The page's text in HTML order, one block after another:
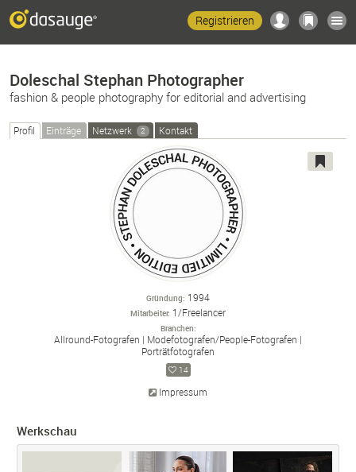
Registrieren
Doleschal Stephan Photographer
fashion & people photography for editorial and advertising
Profil Einträge Netzwerk 2 Kontakt
Gründung 1994
Mitarbeiter 1/Freelancer
Branchen
Allround-Fotografen Modefotografen/People-Fotografen
Porträtfotografen
14
Impressum
Werkschau